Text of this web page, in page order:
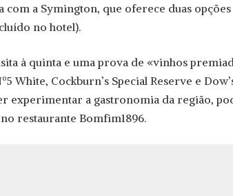
a Symington, que oferece duas opções
no hotel).
à quinta e uma prova de «vinhos
White, Cockburn’s Special Reserve e
experimentar a gastronomia da região,
no restaurante Bomfim1896.